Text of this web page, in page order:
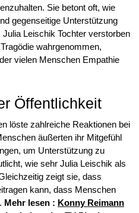
Sie betont oft, wie
gegenseitige Unterstützung
Leischik Tochter verstorben
wahrgenommen,
vielen Menschen Empathie
Öffentlichkeit
löste zahlreiche Reaktionen bei
äußerten ihr Mitgefühl
um Unterstützung zu
wie sehr Julia Leischik als
zeigt sie, dass
kann, dass Menschen
Mehr lesen : Konny Reimann